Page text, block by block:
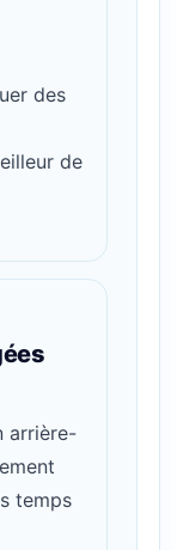
des
de
arrière-
temps